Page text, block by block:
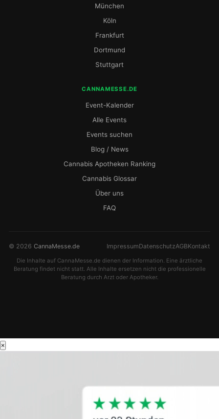
München
Köln
Frankfurt
Dortmund
Stuttgart
CANNAMESSE.DE
Event-Kalender
Alle Events
Events suchen
Blog / News
Cannabis Apotheken Ranking
Cannabis Glossar
Über uns
FAQ
© 2026 CannaMesse.de ImpressumDatenschutzAGBKontakt
Die Inhalte auf CannaMesse.de dienen der Information. Eine ärztliche
Beratung findet nicht statt. Alle Inhalte ersetzen nicht die professionelle
Beratung durch Arzt oder Apotheker.
×